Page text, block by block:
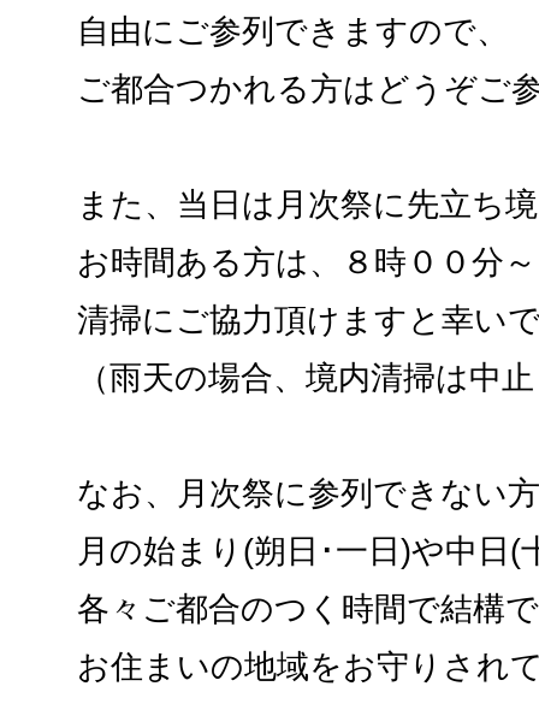
自由にご参列できますので、
ご都合つかれる方はどうぞご
また、当日は月次祭に先立ち
お時間ある方は、８時００分
清掃にご協力頂けますと幸い
（雨天の場合、境内清掃は中
なお、月次祭に参列できない
月の始まり(朔日･一日)や中日(
各々ご都合のつく時間で結構
お住まいの地域をお守りされ